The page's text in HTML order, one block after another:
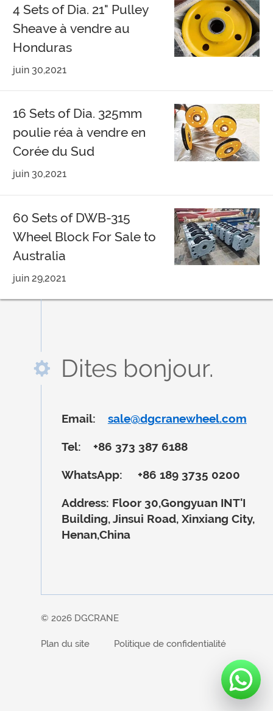
4 Sets of Dia. 21" Pulley
Sheave à vendre au
Honduras
juin 30,2021
16 Sets of Dia. 325mm
poulie réa à vendre en
Corée du Sud
juin 30,2021
60 Sets of DWB-315
Wheel Block For Sale to
Australia
juin 29,2021
Dites bonjour.
Email: sale@dgcranewheel.com
Tel: +86 373 387 6188
WhatsApp: +86 189 3735 0200
Address: Floor 30,Gongyuan INT'I
Building, Jinsui Road, Xinxiang City,
Henan,China
© 2026 DGCRANE
Plan du site Politique de confidentialité